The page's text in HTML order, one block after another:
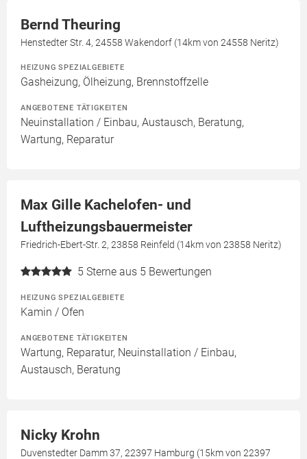
Bernd Theuring
Henstedter Str. 4, 24558 Wakendorf (14km von 24558 Neritz)
HEIZUNG SPEZIALGEBIETE
Gasheizung, Ölheizung, Brennstoffzelle
ANGEBOTENE TÄTIGKEITEN
Neuinstallation / Einbau, Austausch, Beratung,
Wartung, Reparatur
Max Gille Kachelofen- und
Luftheizungsbauermeister
Friedrich-Ebert-Str. 2, 23858 Reinfeld (14km von 23858 Neritz)
5 Sterne aus 5 Bewertungen
HEIZUNG SPEZIALGEBIETE
Kamin / Ofen
ANGEBOTENE TÄTIGKEITEN
Wartung, Reparatur, Neuinstallation / Einbau,
Austausch, Beratung
Nicky Krohn
Duvenstedter Damm 37, 22397 Hamburg (15km von 22397